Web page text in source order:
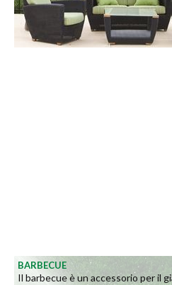
BARBECUE
Il barbecue è un accessorio per il